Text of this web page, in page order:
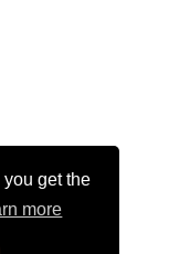
get the
more